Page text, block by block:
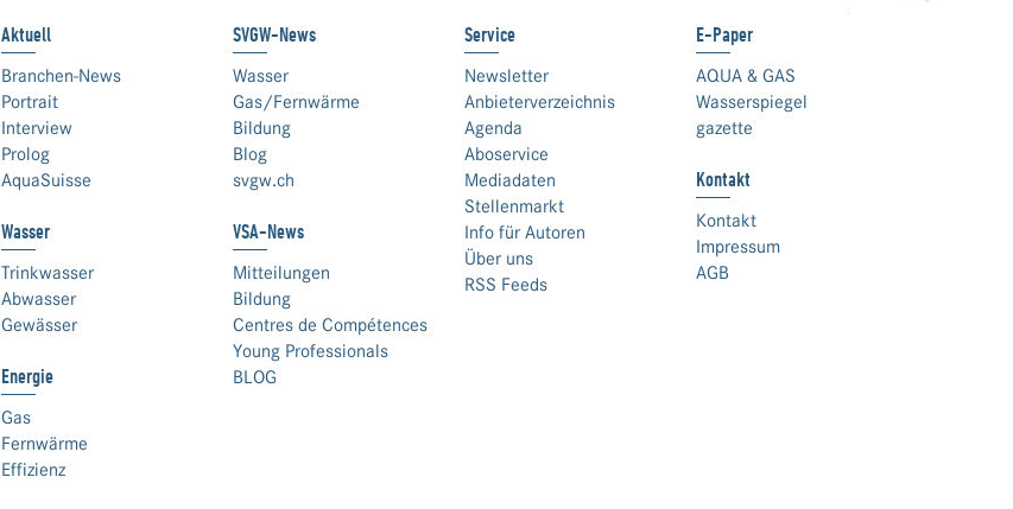
Aktuell
Branchen-News
Portrait
Interview
Prolog
AquaSuisse
Wasser
Trinkwasser
Abwasser
Gewässer
Energie
Gas
Fernwärme
Effizienz
SVGW-News
Wasser
Gas/Fernwärme
Bildung
Blog
svgw.ch
VSA-News
Mitteilungen
Bildung
Centres de Compétences
Young Professionals
BLOG
Service
Newsletter
Anbieterverzeichnis
Agenda
Aboservice
Mediadaten
Stellenmarkt
Info für Autoren
Über uns
RSS Feeds
E-Paper
AQUA & GAS
Wasserspiegel
gazette
Kontakt
Kontakt
Impressum
AGB